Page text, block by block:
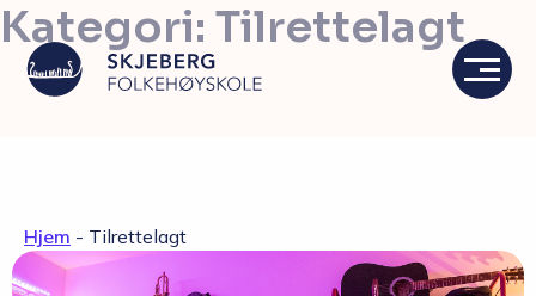
Livet på skolen
Kategori: Tilrettelagt
Hjem - Tilrettelagt